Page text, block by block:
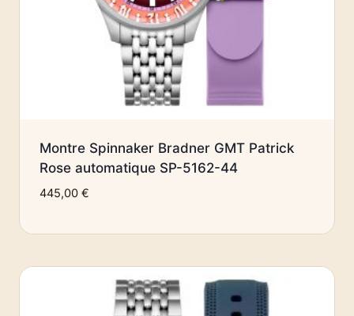
Montre Spinnaker Bradner GMT Patrick
Rose automatique SP-5162-44
445,00 €